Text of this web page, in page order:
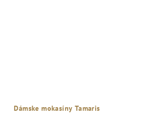
Dámske mokasíny Tamaris